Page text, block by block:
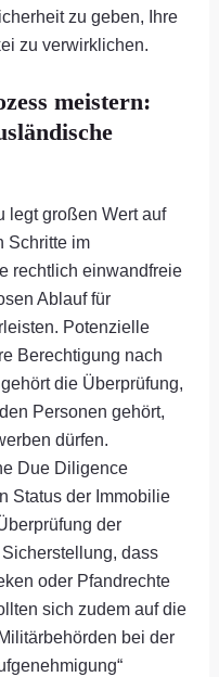
zu geben, Ihre
zu verwirklichen.
meistern:
legt großen Wert auf
Schritte im
rechtlich einwandfreie
Ablauf für
Potenzielle
Berechtigung nach
die Überprüfung,
Personen gehört,
dürfen.
Due Diligence
Status der Immobilie
der
dass
oder Pfandrechte
sich zudem auf die
bei der